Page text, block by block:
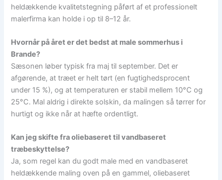
heldækkende kvalitetstegning påført af et professionelt
malerfirma kan holde i op til 8–12 år.
Hvornår på året er det bedst at male sommerhus i
Brande?
Sæsonen løber typisk fra maj til september. Det er
afgørende, at træet er helt tørt (en fugtighedsprocent
under 15 %), og at temperaturen er stabil mellem 10°C og
25°C. Mal aldrig i direkte solskin, da malingen så tørrer for
hurtigt og ikke når at hæfte ordentligt.
Kan jeg skifte fra oliebaseret til vandbaseret
træbeskyttelse?
Ja, som regel kan du godt male med en vandbaseret
heldækkende maling oven på en gammel, oliebaseret